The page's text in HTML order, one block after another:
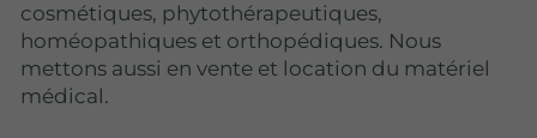
cosmétiques, phytothérapeutiques,
homéopathiques et orthopédiques. Nous
mettons aussi en vente et location du matériel
médical.